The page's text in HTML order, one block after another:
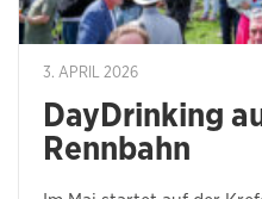
3. APRIL 2026
DayDrinking
Rennbahn